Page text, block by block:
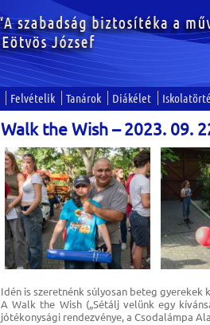
Felvételik Tanárok Diákélet
Walk the Wish – 2023. 09.
Idén is szeretnénk súlyosan beteg gyerekek
A Walk the Wish („Sétálj velünk egy
jótékonysági rendezvénye, a Csodalámpa